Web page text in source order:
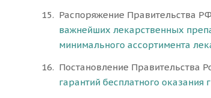
Распоряжение Правительства
важнейших лекарственных
минимального ассортимента
Постановление Правительства
гарантий бесплатного